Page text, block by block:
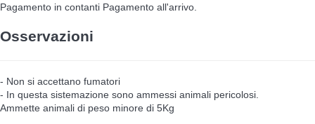
Pagamento in contanti Pagamento all'arrivo.
Osservazioni
- Non si accettano fumatori
- In questa sistemazione sono ammessi animali pericolosi.
Ammette animali di peso minore di 5Kg